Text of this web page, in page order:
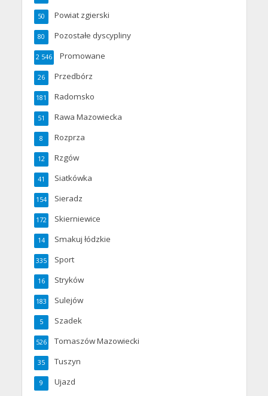
Powiat zgierski
50
Pozostałe dyscypliny
80
Promowane
2 546
Przedbórz
26
Radomsko
181
Rawa Mazowiecka
51
Rozprza
8
Rzgów
12
Siatkówka
41
Sieradz
154
Skierniewice
172
Smakuj łódzkie
14
Sport
335
Stryków
16
Sulejów
183
Szadek
5
Tomaszów Mazowiecki
526
Tuszyn
35
Ujazd
9